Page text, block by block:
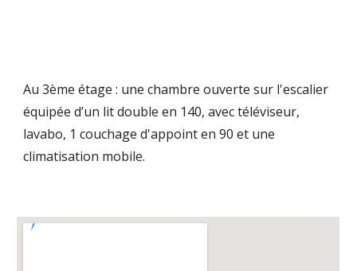
Au 3ème étage : une chambre ouverte sur l'escalier
équipée d’un lit double en 140, avec téléviseur,
lavabo, 1 couchage d'appoint en 90 et une
climatisation mobile.